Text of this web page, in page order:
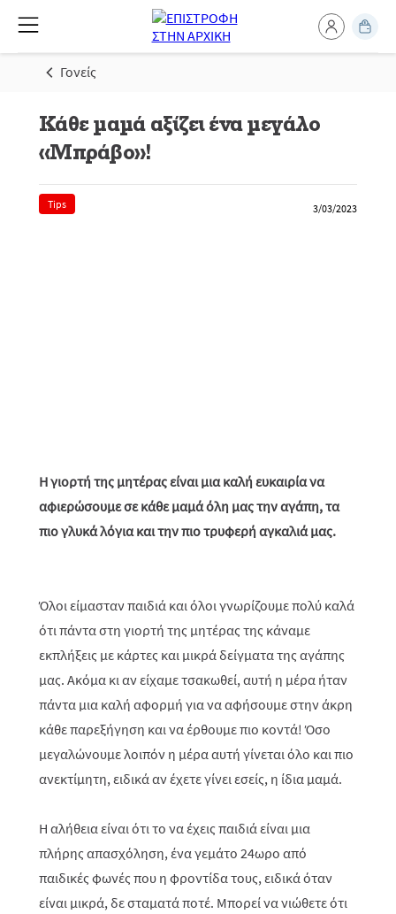
Γονείς
Κάθε μαμά αξίζει ένα μεγάλο
«Μπράβο»!
Tips 3/03/2023
Η γιορτή της μητέρας είναι μια καλή ευκαιρία να
αφιερώσουμε σε κάθε μαμά όλη μας την αγάπη, τα
πιο γλυκά λόγια και την πιο τρυφερή αγκαλιά μας.
Όλοι είμασταν παιδιά και όλοι γνωρίζουμε πολύ καλά
ότι πάντα στη γιορτή της μητέρας της κάναμε
εκπλήξεις με κάρτες και μικρά δείγματα της αγάπης
μας. Ακόμα κι αν είχαμε τσακωθεί, αυτή η μέρα ήταν
πάντα μια καλή αφορμή για να αφήσουμε στην άκρη
κάθε παρεξήγηση και να έρθουμε πιο κοντά! Όσο
μεγαλώνουμε λοιπόν η μέρα αυτή γίνεται όλο και πιο
ανεκτίμητη, ειδικά αν έχετε γίνει εσείς, η ίδια μαμά.
Η αλήθεια είναι ότι το να έχεις παιδιά είναι μια
πλήρης απασχόληση, ένα γεμάτο 24ωρο από
παιδικές φωνές που η φροντίδα τους, ειδικά όταν
είναι μικρά, δε σταματά ποτέ. Μπορεί να νιώθετε ότι